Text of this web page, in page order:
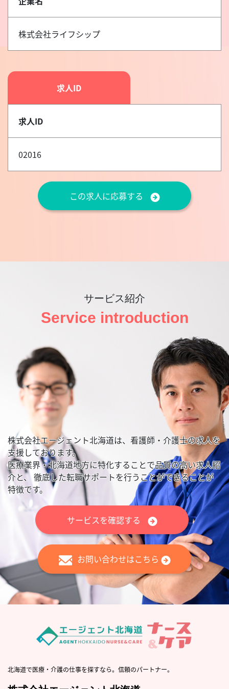
株式会社ライフシップ
求人ID
求人ID
02016
この求人に応募する
サービス紹介
Service introduction
株式会社エージェント北海道は、看護師・介護士の求人を
支援しております。
医療業界・北海道地方に特化することで品質の高い求人紹
介と、 徹底した転職サポートを行うことができることが
特徴です。
サービスを確認する
お問い合わせはこちら
北海道で医療・介護の仕事を探すなら。信頼のパートナー。